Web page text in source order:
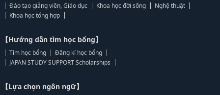
Đào tạo giảng viên, Giáo dục
Khoa học đời sống
Nghệ thuật
Khoa học tổng hợp
【Hướng dẫn tìm học bổng】
Tìm học bổng
Đăng kí học bổng
JAPAN STUDY SUPPORT Scholarships
【Lựa chọn ngôn ngữ】